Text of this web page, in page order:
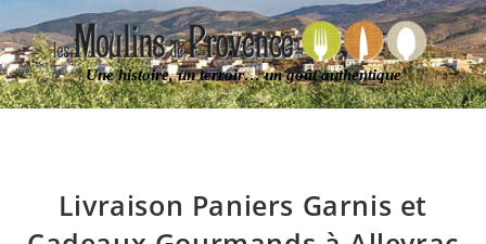
Une histoire, un terroir… un goût authentique
Livraison Paniers Garnis et